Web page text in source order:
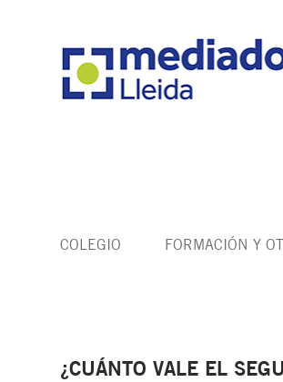
COLEGIO FORMACIÓN Y
¿CUÁNTO VALE EL